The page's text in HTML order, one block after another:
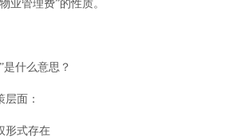
业管理费”的性质。
是什么意思？
面：
形式存在